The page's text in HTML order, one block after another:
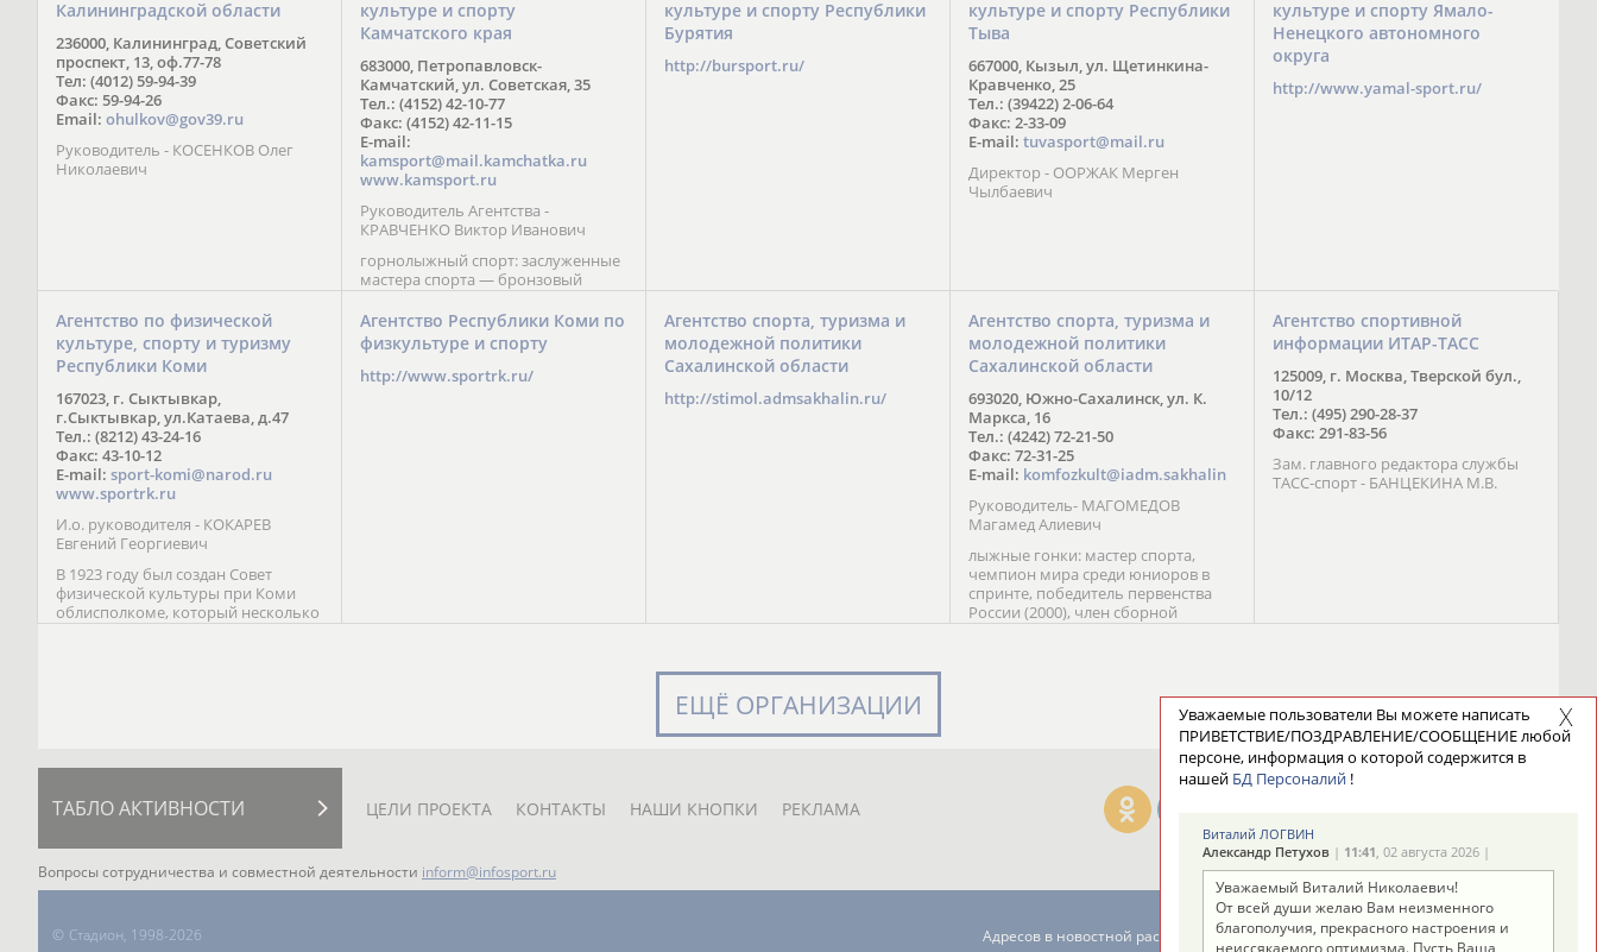
Калининградской области
236000, Калининград, Советский
проспект, 13, оф.77-78
Тел: (4012) 59-94-39
Факс: 59-94-26
Email: ohulkov@gov39.ru
Руководитель - КОСЕНКОВ Олег
Николаевич
культуре и спорту
Камчатского края
683000, Петропавловск-
Камчатский, ул. Советская, 35
Тел.: (4152) 42-10-77
Факс: (4152) 42-11-15
E-mail:
kamsport@mail.kamchatka.ru
www.kamsport.ru
Руководитель Агентства -
КРАВЧЕНКО Виктор Иванович
горнолыжный спорт: заслуженные
мастера спорта — бронзовый
призер Кубка мира (1997),
обладатель Кубка Европы (2002) В.
Зеленская; бронзовый призер
Паралимпийских игр в Солт-Лейк-
Сити (2002) А. Мошкин; мастер
культуре и спорту Республики
Бурятия
http://bursport.ru/
культуре и спорту Республики
Тыва
667000, Кызыл, ул. Щетинкина-
Кравченко, 25
Тел.: (39422) 2-06-64
Факс: 2-33-09
E-mail: tuvasport@mail.ru
Директор - ООРЖАК Мерген
Чылбаевич
культуре и спорту Ямало-
Ненецкого автономного
округа
http://www.yamal-sport.ru/
Агентство по физической
культуре, спорту и туризму
Республики Коми
167023, г. Сыктывкар,
г.Сыктывкар, ул.Катаева, д.47
Тел.: (8212) 43-24-16
Факс: 43-10-12
E-mail: sport-komi@narod.ru
www.sportrk.ru
И.о. руководителя - КОКАРЕВ
Евгений Георгиевич
В 1923 году был создан Совет
физической культуры при Коми
облисполкоме, который несколько
раз реорганизовывался; с 1994 года
Агентство Республики Коми по
физкультуре и спорту
http://www.sportrk.ru/
Агентство спорта, туризма и
молодежной политики
Сахалинской области
http://stimol.admsakhalin.ru/
Агентство спорта, туризма и
молодежной политики
Сахалинской области
693020, Южно-Сахалинск, ул. К.
Маркса, 16
Тел.: (4242) 72-21-50
Факс: 72-31-25
E-mail: komfozkult@iadm.sakhalin
Руководитель- МАГОМЕДОВ
Магамед Алиевич
лыжные гонки: мастер спорта,
чемпион мира среди юниоров в
спринте, победитель первенства
России (2000), член сборной
команды России С. Новиков;
Кубка России (1999) В. Разницын;
первенств России (1999, 2000), член
юниорской сборной команды
Агентство спортивной
информации ИТАР-ТАСС
125009, г. Москва, Тверской бул.,
10/12
Тел.: (495) 290-28-37
Факс: 291-83-56
Зам. главного редактора службы
ТАСС-спорт - БАНЦЕКИНА М.В.
ЕЩЁ ОРГАНИЗАЦИИ
ТАБЛО АКТИВНОСТИ ЦЕЛИ ПРОЕКТА КОНТАКТЫ НАШИ КНОПКИ РЕКЛАМА
Вопросы сотрудничества и совместной деятельности inform@infosport.ru
© Стадион, 1998-2026 Адресов в новостной рассылке: 996
Уважаемые пользователи Вы можете написать
ПРИВЕТСТВИЕ/ПОЗДРАВЛЕНИЕ/СООБЩЕНИЕ любой
персоне, информация о которой содержится в
нашей БД Персоналий !
Виталий ЛОГВИН
Александр Петухов | 11:41, 02 августа 2026 |
Уважаемый Виталий Николаевич!
От всей души желаю Вам неизменного
благополучия, прекрасного настроения и
неиссякаемого оптимизма. Пусть Ваша